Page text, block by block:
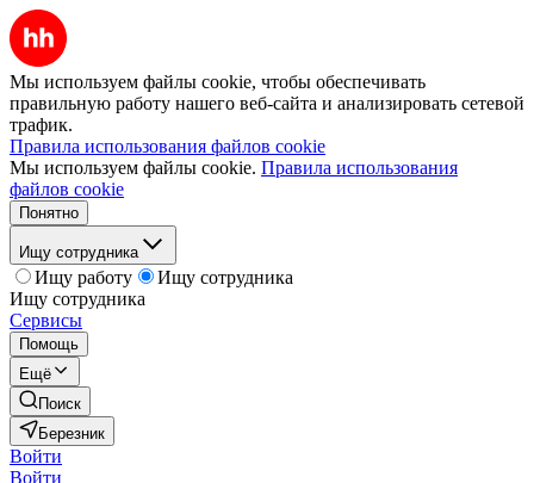
Мы используем файлы cookie, чтобы обеспечивать
правильную работу нашего веб-сайта и анализировать сетевой
трафик.
Правила использования файлов cookie
Мы используем файлы cookie. Правила использования
файлов cookie
Понятно
Ищу сотрудника
Ищу работу
Ищу сотрудника
Ищу сотрудника
Сервисы
Помощь
Ещё
Поиск
Березник
Войти
Войти